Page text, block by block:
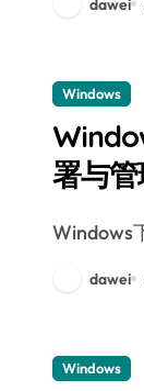
Windows
署与
dawei
Windows